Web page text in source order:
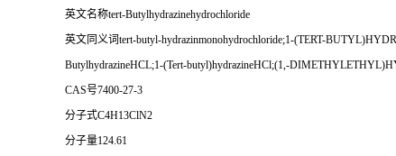
英文名称tert-Butylhydrazinehydrochloride
英文同义词tert-butyl-hydrazinmonohydrochloride;1-(TERT-
ButylhydrazineHCL;1-(Tert-butyl)hydrazineHCl;(1,-
CAS号7400-27-3
分子式C4H13ClN2
分子量124.61